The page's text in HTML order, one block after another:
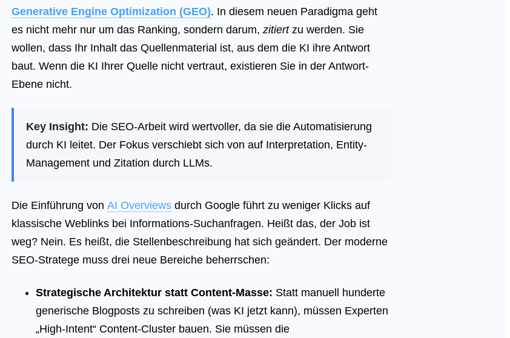
Generative Engine Optimization (GEO). In diesem neuen Paradigma geht
es nicht mehr nur um das Ranking, sondern darum, zitiertzu werden. Sie
wollen, dass Ihr Inhalt das Quellenmaterial ist, aus dem die KI ihre Antwort
baut. Wenn die KI Ihrer Quelle nicht vertraut, existieren Sie in der Antwort-
Ebene nicht.
Key Insight: Die SEO-Arbeit wird wertvoller, da sie die Automatisierung
durch KI leitet. Der Fokus verschiebt sich von auf Interpretation, Entity-
Management und Zitation durch LLMs.
Die Einführung von AI Overviewsdurch Google führt zu weniger Klicks auf
klassische Weblinks bei Informations-Suchanfragen. Heißt das, der Job ist
weg? Nein. Es heißt, die Stellenbeschreibung hat sich geändert. Der moderne
SEO-Stratege muss drei neue Bereiche beherrschen:
Strategische Architektur statt Content-Masse: Statt manuell hunderte
generische Blogposts zu schreiben (was KI jetzt kann), müssen Experten
„High-Intent“ Content-Cluster bauen. Sie müssen die